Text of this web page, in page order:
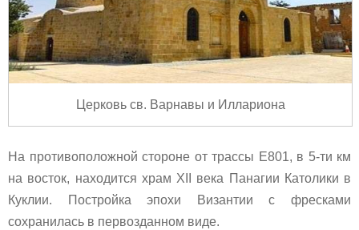
Церковь св. Варнавы и Иллариона
На противоположной стороне от трассы Е801, в 5-ти км
на восток, находится храм XII века Панагии Католики в
Куклии. Постройка эпохи Византии с фресками
сохранилась в первозданном виде.